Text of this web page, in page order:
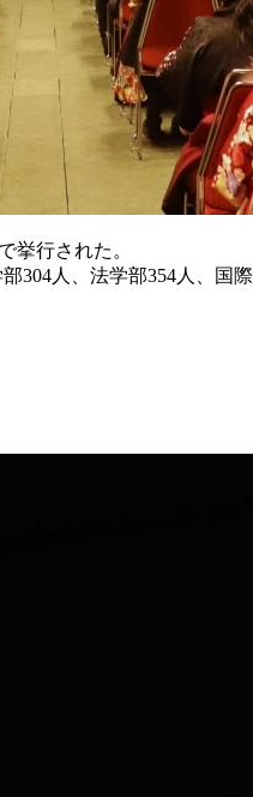
挙行された。
人、法学部354人、国